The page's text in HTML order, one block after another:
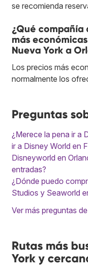
se recomienda
¿Qué
más
Nueva York a
Los precios más
normalmente los
Preguntas
¿Merece la pena ir a
ir a Disney World en
Disneyworld en
entradas?
¿Dónde puedo
Studios y Seaworld
Ver más preguntas
Rutas más
York y